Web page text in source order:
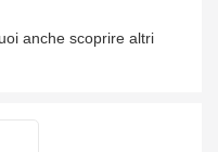
anche scoprire altri